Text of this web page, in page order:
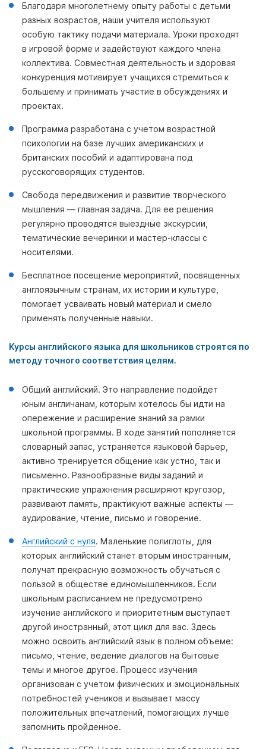
Благодаря многолетнему опыту работы с детьми
разных возрастов, наши учителя используют
особую тактику подачи материала. Уроки проходят
в игровой форме и задействуют каждого члена
коллектива. Совместная деятельность и здоровая
конкуренция мотивирует учащихся стремиться к
большему и принимать участие в обсуждениях и
проектах.
Программа разработана с учетом возрастной
психологии на базе лучших американских и
британских пособий и адаптирована под
русскоговорящих студентов.
Свобода передвижения и развитие творческого
мышления — главная задача. Для ее решения
регулярно проводятся выездные экскурсии,
тематические вечеринки и мастер-классы с
носителями.
Бесплатное посещение мероприятий, посвященных
англоязычным странам, их истории и культуре,
помогает усваивать новый материал и смело
применять полученные навыки.
Курсы английского языка для школьников строятся по
методу точного соответствия целям.
Общий английский. Это направление подойдет
юным англичанам, которым хотелось бы идти на
опережение и расширение знаний за рамки
школьной программы. В ходе занятий пополняется
словарный запас, устраняется языковой барьер,
активно тренируется общение как устно, так и
письменно. Разнообразные виды заданий и
практические упражнения расширяют кругозор,
развивают память, практикуют важные аспекты —
аудирование, чтение, письмо и говорение.
Английский с нуля. Маленькие полиглоты, для
которых английский станет вторым иностранным,
получат прекрасную возможность обучаться с
пользой в обществе единомышленников. Если
школьным расписанием не предусмотрено
изучение английского и приоритетным выступает
другой иностранный, этот цикл для вас. Здесь
можно освоить английский язык в полном объеме:
письмо, чтение, ведение диалогов на бытовые
темы и многое другое. Процесс изучения
организован с учетом физических и эмоциональных
потребностей учеников и вызывает массу
положительных впечатлений, помогающих лучше
запомнить пройденное.